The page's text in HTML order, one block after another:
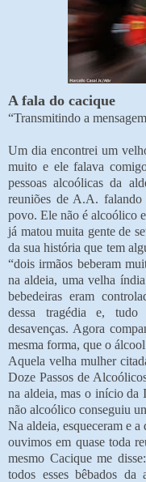
A fala do cacique
“Transmitindo a
Um dia encontrei um
muito e ele falava
pessoas alcoólicas da
reuniões de A.A. falando
povo. Ele não é alcoólico
já matou muita gente de
da sua história que tem
“dois irmãos beberam
na aldeia, uma velha
bebedeiras eram
dessa tragédia e, tudo
desavenças. Agora
mesma forma, que o
Aquela velha mulher
Doze Passos de
na aldeia, mas o início da
não alcoólico conseguiu
Na aldeia, esqueceram e
ouvimos em quase toda
mesmo Cacique me
todos esses bêbados da